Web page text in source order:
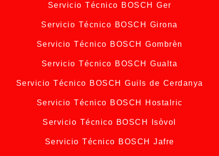
Servicio Técnico BOSCH Ger
Servicio Técnico BOSCH Girona
Servicio Técnico BOSCH Gombrèn
Servicio Técnico BOSCH Gualta
Servicio Técnico BOSCH Guils de Cerdanya
Servicio Técnico BOSCH Hostalric
Servicio Técnico BOSCH Isòvol
Servicio Técnico BOSCH Jafre